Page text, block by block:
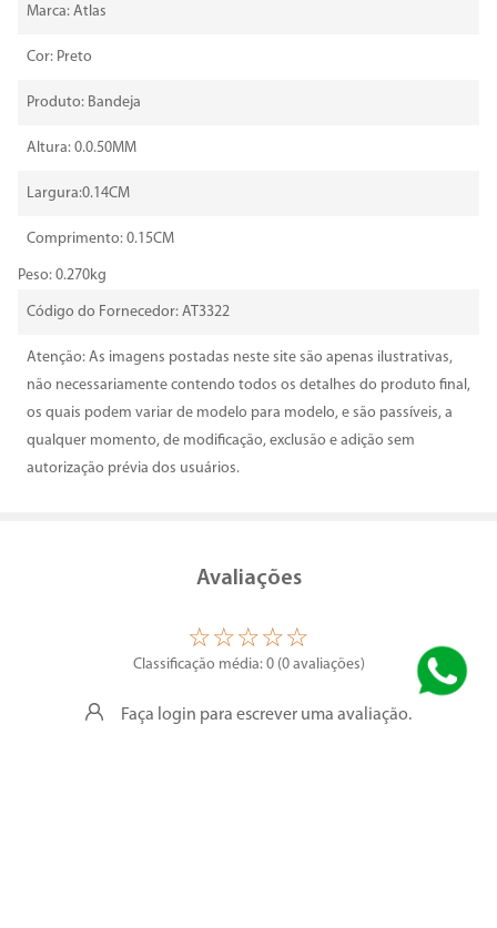
Marca: Atlas
Cor: Preto
Produto: Bandeja
Altura: 0.0.50MM
Largura:0.14CM
Comprimento: 0.15CM
Peso: 0.270kg
Código do Fornecedor: AT3322
Atenção: As imagens postadas neste site são apenas ilustrativas,
não necessariamente contendo todos os detalhes do produto final,
os quais podem variar de modelo para modelo, e são passíveis, a
qualquer momento, de modificação, exclusão e adição sem
autorização prévia dos usuários.
Avaliações
☆☆☆☆☆
Classificação média: 0 (0 avaliações)
Faça login para escrever uma avaliação.